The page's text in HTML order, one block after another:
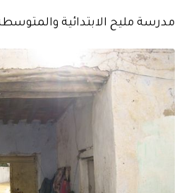
مدرسة مليح الابتدائية